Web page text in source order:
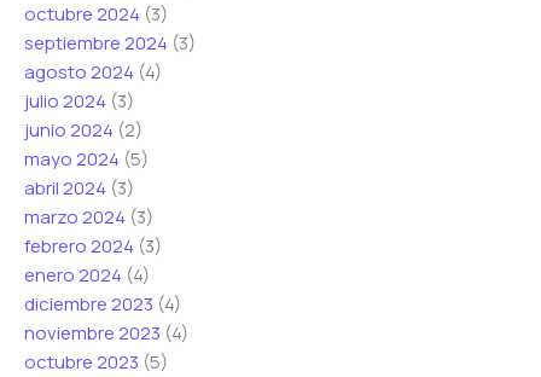
octubre 2024 (3)
septiembre 2024 (3)
agosto 2024 (4)
julio 2024 (3)
junio 2024 (2)
mayo 2024 (5)
abril 2024 (3)
marzo 2024 (3)
febrero 2024 (3)
enero 2024 (4)
diciembre 2023 (4)
noviembre 2023 (4)
octubre 2023 (5)